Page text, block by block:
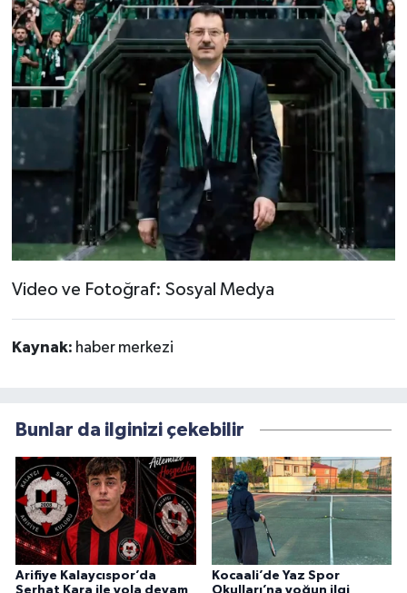
Video ve Fotoğraf: Sosyal Medya
Kaynak: haber merkezi
Bunlar da ilginizi çekebilir
Arifiye Kalaycıspor’da
Serhat Kara ile yola devam
Kocaali’de Yaz Spor
Okulları’na yoğun ilgi